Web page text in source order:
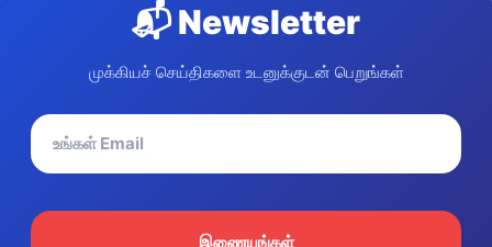
📬 Newsletter
முக்கியச் செய்திகளை உடனுக்குடன் பெறுங்கள்
இணையுங்கள்